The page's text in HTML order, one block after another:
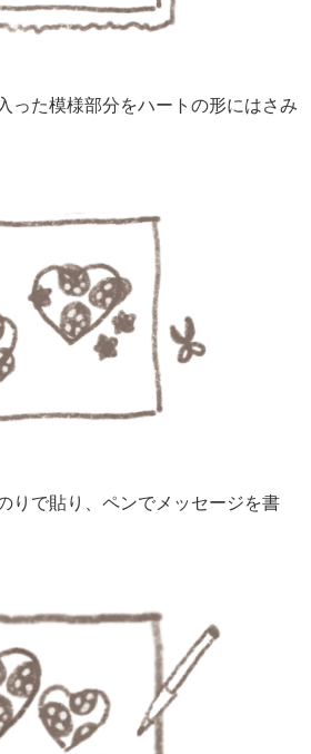
った模様部分をハートの形にはさみ
りで貼り、ペンでメッセージを書